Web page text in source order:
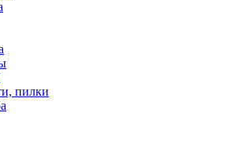
пилки